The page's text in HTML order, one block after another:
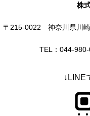
株
〒215-0022 神奈川県川
TEL：044-
↓LINE